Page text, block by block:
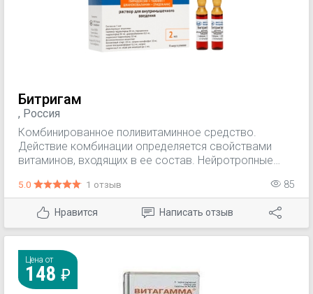
Битригам
, Россия
Комбинированное поливитаминное средство.
Действие комбинации определяется свойствами
витаминов, входящих в ее состав. Нейротропные
воздействие при воспалительных и дегенеративных
заболеваниях нервной системы и опорно-
двигательного аппарата.
5.0 1 отзыв 85
Нравится Написать отзыв
Цена от
148